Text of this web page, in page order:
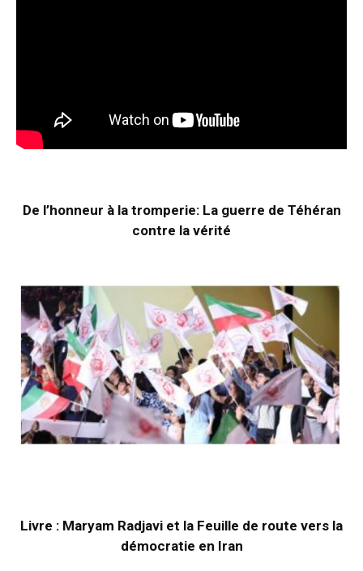
De l’honneur à la tromperie: La guerre de Téhéran
contre la vérité
Livre : Maryam Radjavi et la Feuille de route vers la
démocratie en Iran